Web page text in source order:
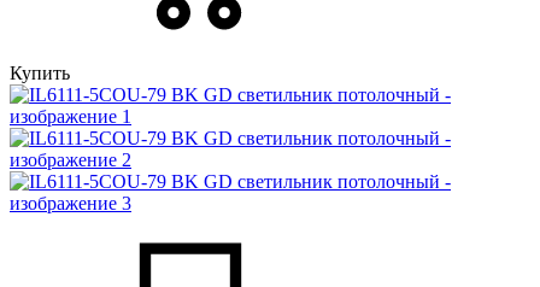
Купить